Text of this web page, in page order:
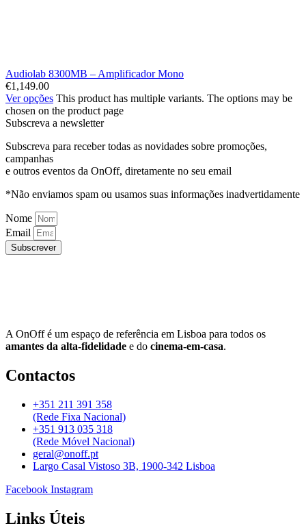
Audiolab 8300MB – Amplificador Mono
€1,149.00
Ver opções This product has multiple variants. The options may be
chosen on the product page
Subscreva a newsletter
Subscreva para receber todas as novidades sobre promoções,
campanhas
e outros eventos da OnOff, diretamente no seu email
*Não enviamos spam ou usamos suas informações inadvertidamente
Nome
Email
Subscrever
A OnOff é um espaço de referência em Lisboa para todos os
amantes da alta-fidelidade e do cinema-em-casa.
Contactos
+351 211 391 358
(Rede Fixa Nacional)
+351 913 035 318
(Rede Móvel Nacional)
geral@onoff.pt
Largo Casal Vistoso 3B, 1900-342 Lisboa
Facebook Instagram
Links Úteis